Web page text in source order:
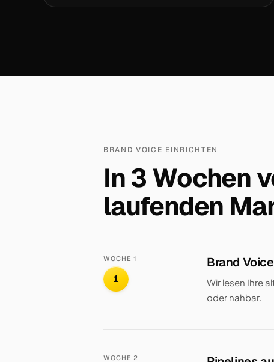
BRAND VOICE EINRICHTEN
In 3 Wochen
laufenden
WOCHE 1
1
Brand
Wir lesen Ihre
oder nahbar.
WOCHE 2